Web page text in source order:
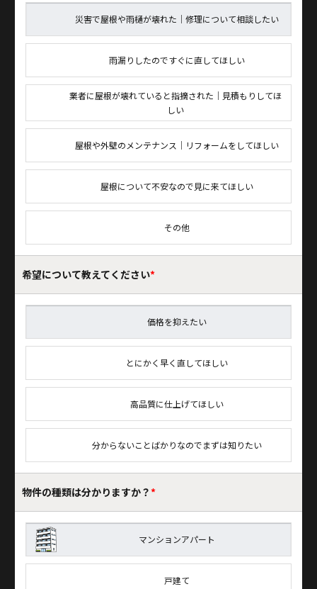
災害で屋根や雨樋が壊れた｜修理について相談したい
雨漏りしたのですぐに直してほしい
業者に屋根が壊れていると指摘された｜見積もりしてほ
しい
屋根や外壁のメンテナンス｜リフォームをしてほしい
屋根について不安なので見に来てほしい
その他
希望について教えてください*
価格を抑えたい
とにかく早く直してほしい
高品質に仕上げてほしい
分からないことばかりなのでまずは知りたい
物件の種類は分かりますか？*
マンションアパート
戸建て